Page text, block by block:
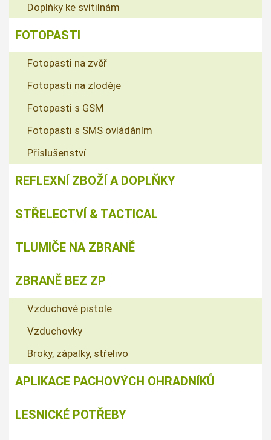
Doplňky ke svítilnám
FOTOPASTI
Fotopasti na zvěř
Fotopasti na zloděje
Fotopasti s GSM
Fotopasti s SMS ovládáním
Příslušenství
REFLEXNÍ ZBOŽÍ A DOPLŇKY
STŘELECTVÍ & TACTICAL
TLUMIČE NA ZBRANĚ
ZBRANĚ BEZ ZP
Vzduchové pistole
Vzduchovky
Broky, zápalky, střelivo
APLIKACE PACHOVÝCH OHRADNÍKŮ
LESNICKÉ POTŘEBY